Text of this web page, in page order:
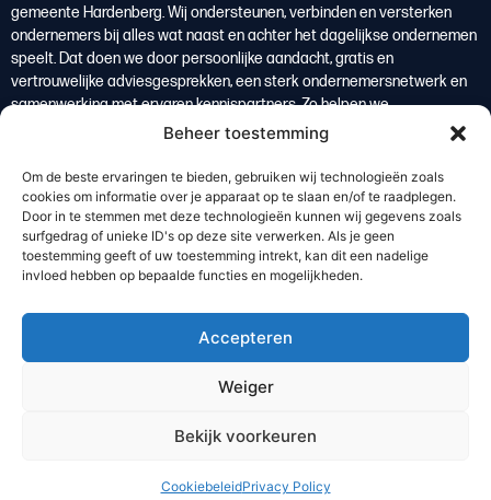
Beheer toestemming
Om de beste ervaringen te bieden, gebruiken wij technologieën zoals
cookies om informatie over je apparaat op te slaan en/of te raadplegen.
Door in te stemmen met deze technologieën kunnen wij gegevens zoals
surfgedrag of unieke ID's op deze site verwerken. Als je geen
toestemming geeft of uw toestemming intrekt, kan dit een nadelige
invloed hebben op bepaalde functies en mogelijkheden.
Accepteren
Weiger
Bekijk voorkeuren
CookiebeleidPrivacy Policy
gemeente Hardenberg. Wij ondersteunen, verbinden en versterken
ondernemers bij alles wat naast en achter het dagelijkse ondernemen
speelt. Dat doen we door persoonlijke aandacht, gratis en
vertrouwelijke adviesgesprekken, een sterk ondernemersnetwerk en
samenwerking met ervaren kennispartners. Zo helpen we
ondernemers om overzicht te krijgen, weloverwogen keuzes te maken
en zijn daarmee een belangrijke bron van welvaart voor de regio
Hardenberg.
Lees meer
De kracht van de regio
Bedrijventerreinen
Deze website is gerealiseerd door Webzuiver